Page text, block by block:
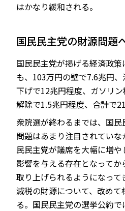
はかなり緩和される。
国民民主党の財源問題
国民民主党が掲げる経済政
も、103万円の壁で7.6兆円
下げで12兆円程度、ガソリ
解除で1.5兆円程度、合計で
衆院選が終わるまでは、国
問題はあまり注目されてい
民民主党が議席を大幅に増
影響を与える存在となってか
取り上げられるようになっ
減税の財源について、改め
る。国民民主党の選挙公約